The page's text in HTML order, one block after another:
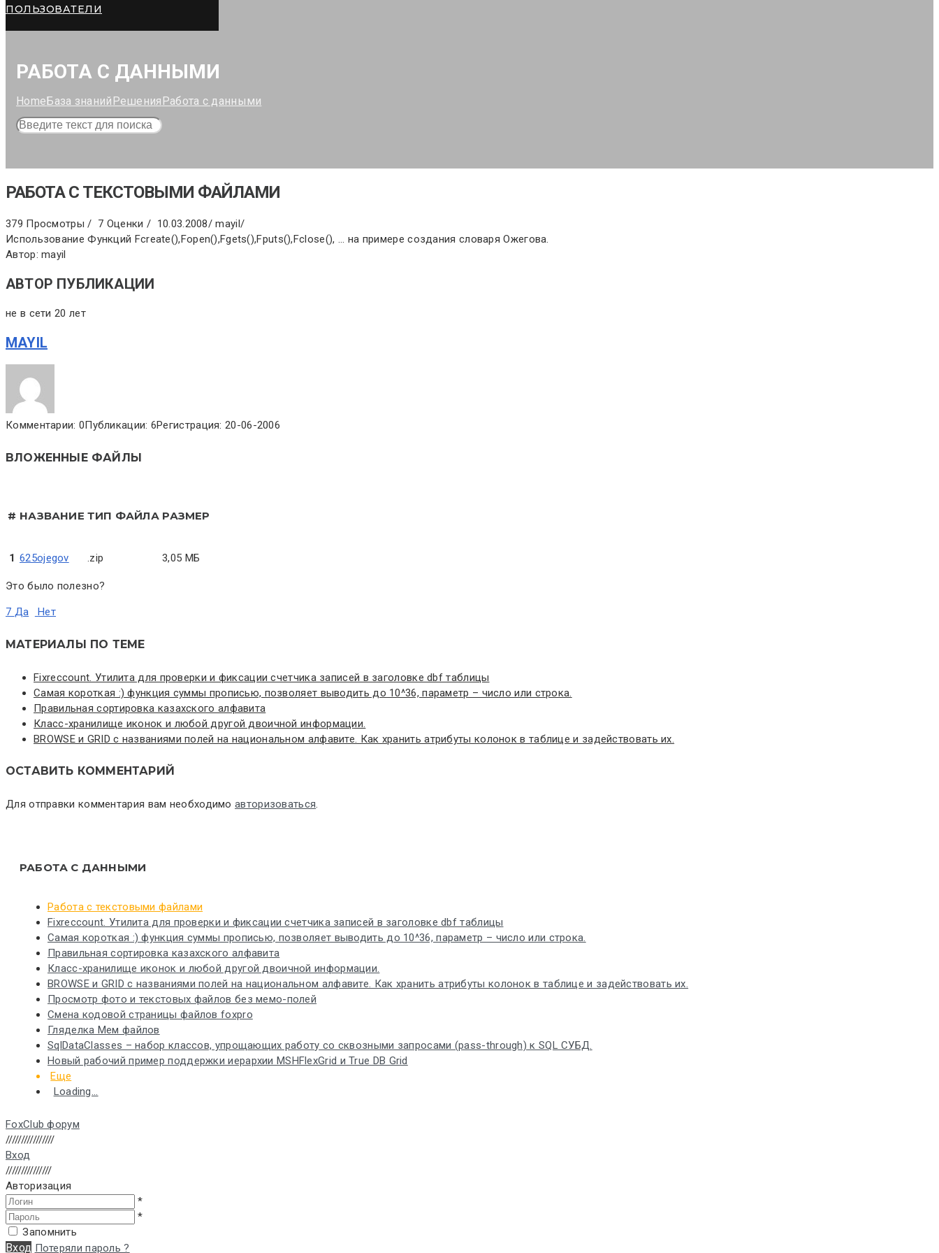
ПОЛЬЗОВАТЕЛИ
РАБОТА С ДАННЫМИ
HomeБаза знаний Решения Работа с данными
РАБОТА С ТЕКСТОВЫМИ ФАЙЛАМИ
379 Просмотры / 7 Оценки / 10.03.2008/ mayil/
Использование Функций Fcreate(),Fopen(),Fgets(),Fputs(),Fclose(), ... на примере создания словаря Ожегова.
Автор: mayil
АВТОР ПУБЛИКАЦИИ
не в сети 20 лет
MAYIL
Комментарии: 0Публикации: 6Регистрация: 20-06-2006
ВЛОЖЕННЫЕ ФАЙЛЫ
# НАЗВАНИЕ ТИП ФАЙЛА РАЗМЕР
1 625ojegov .zip 3,05 МБ
Это было полезно?
7 Да Нет
МАТЕРИАЛЫ ПО ТЕМЕ
Fixreccount. Утилита для проверки и фиксации счетчика записей в заголовке dbf таблицы
Самая короткая :) функция суммы прописью, позволяет выводить до 10^36, параметр – число или строка.
Правильная сортировка казахского алфавита
Класс-хранилище иконок и любой другой двоичной информации.
BROWSE и GRID с названиями полей на национальном алфавите. Как хранить атрибуты колонок в таблице и задействовать их.
ОСТАВИТЬ КОММЕНТАРИЙ
Для отправки комментария вам необходимоавторизоваться.
РАБОТА С ДАННЫМИ
Работа с текстовыми файлами
Fixreccount. Утилита для проверки и фиксации счетчика записей в заголовке dbf таблицы
Самая короткая :) функция суммы прописью, позволяет выводить до 10^36, параметр – число или строка.
Правильная сортировка казахского алфавита
Класс-хранилище иконок и любой другой двоичной информации.
BROWSE и GRID с названиями полей на национальном алфавите. Как хранить атрибуты колонок в таблице и задействовать их.
Просмотр фото и текстовых файлов без мемо-полей
Смена кодовой страницы файлов foxpro
Гляделка Мем файлов
SqlDataClasses – набор классов, упрощающих работу со сквозными запросами (pass-through) к SQL СУБД.
Новый рабочий пример поддержки иерархии MSHFlexGrid и True DB Grid
Еще
Loading...
FoxClub форум
////////////////
Вход
///////////////
Авторизация
*
*
Запомнить
Вход Потеряли пароль ?